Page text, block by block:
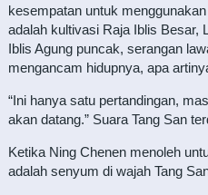
kesempatan untuk
adalah kultivasi Raja Iblis Besar,
Iblis Agung puncak, serangan
mengancam hidupnya, apa
“Ini hanya satu pertandingan,
akan datang.” Suara Tang San
Ketika Ning Chenen menoleh
adalah senyum di wajah Tang